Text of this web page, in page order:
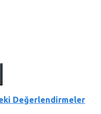
Değerlendirmeler